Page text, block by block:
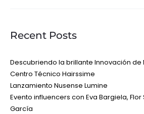
Recent Posts
Descubriendo la brillante Innovación de
Centro Técnico Hairssime
Lanzamiento Nusense Lumine
Evento influencers con Eva Bargiela,
García